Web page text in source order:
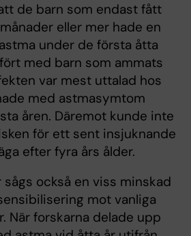
de barn som endast fått
eller mer hade en
under de första åtta
med barn som ammats
var mest uttalad hos
med astmasymtom
åren. Däremot kunde inte
för ett sent insjuknande
efter fyra års ålder.
också en viss minskad
mot vanliga
När forskarna delade upp